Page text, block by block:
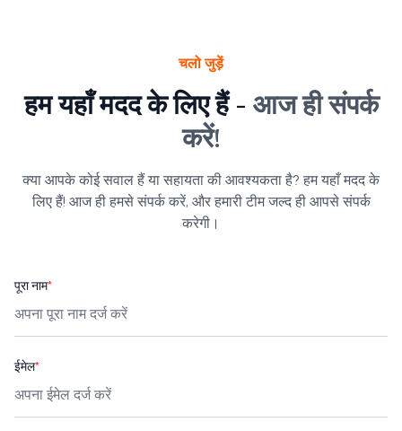
चलो जुड़ें
हम यहाँ मदद के लिए हैं - आज ही संपर्क
करें!
क्या आपके कोई सवाल हैं या सहायता की आवश्यकता है? हम यहाँ मदद के
लिए हैं! आज ही हमसे संपर्क करें, और हमारी टीम जल्द ही आपसे संपर्क
करेगी।
पूरा नाम*
ईमेल*